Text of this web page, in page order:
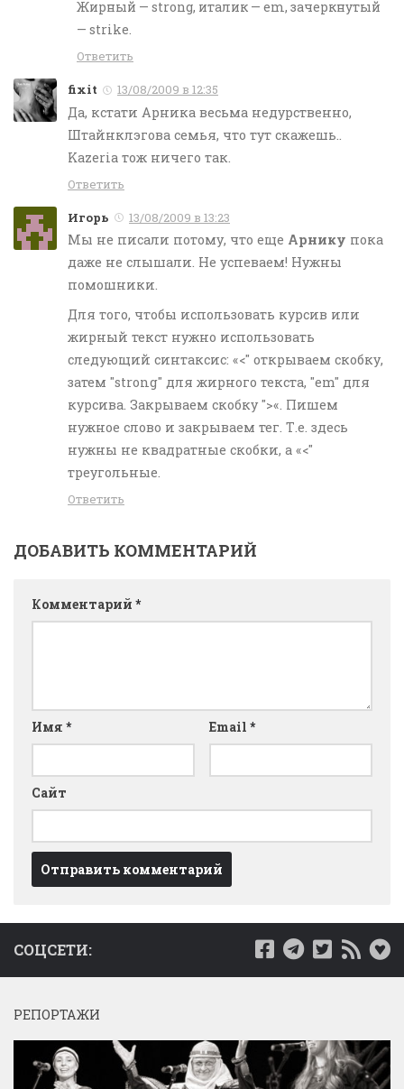
Жирный — strong, италик — em, зачеркнутый
— strike.
Ответить
fixit 13/08/2009 в 12:35
Да, кстати Арника весьма недурственно,
Штайнклэгова семья, что тут скажешь..
Kazeria тож ничего так.
Ответить
Игорь 13/08/2009 в 13:23
Мы не писали потому, что еще Арнику пока
даже не слышали. Не успеваем! Нужны
помошники.
Для того, чтобы использовать курсив или
жирный текст нужно использовать
следующий синтаксис: «<" открываем скобку,
затем "strong" для жирного текста, "em" для
курсива. Закрываем скобку ">«. Пишем
нужное слово и закрываем тег. Т.е. здесь
нужны не квадратные скобки, а «<"
треугольные.
Ответить
ДОБАВИТЬ КОММЕНТАРИЙ
Комментарий *
Имя * Email *
Сайт
СОЦСЕТИ:
РЕПОРТАЖИ